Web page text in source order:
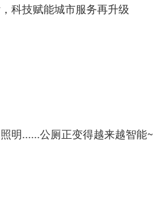
科技赋能城市服务再升级
明......公厕正变得越来越智能~